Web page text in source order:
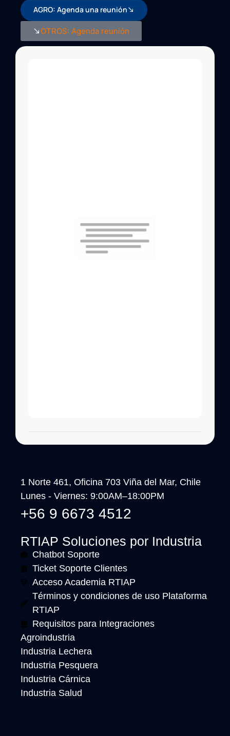
AGRO: Agenda una reunión
OTROS: Agenda reunión
1 Norte 461, Oficina 703 Viña del Mar, Chile
Lunes - Viernes: 9:00AM–18:00PM
+56 9 6673 4512
RTIAP Soluciones por Industria
Chatbot Soporte
Ticket Soporte Clientes
Acceso Academia RTIAP
Términos y condiciones de uso Plataforma
RTIAP
Requisitos para Integraciones
Agroindustria
Industria Lechera
Industria Pesquera
Industria Cárnica
Industria Salud